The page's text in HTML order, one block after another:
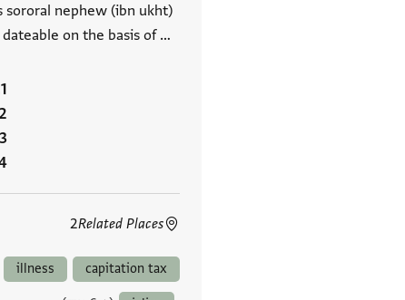
sororal nephew (ibn ukht)
on the basis of …
Related Places
2
capitation tax
illness